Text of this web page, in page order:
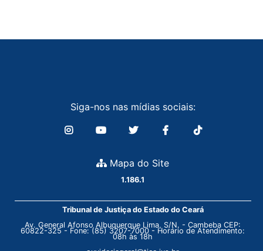
Siga-nos nas mídias sociais:
Mapa do Site
1.186.1
Tribunal de Justiça do Estado do Ceará
Av. General Afonso Albuquerque Lima, S/N. - Cambeba CEP:
60822-325 - Fone: (85) 3207-7000 - Horário de Atendimento:
08h às 18h